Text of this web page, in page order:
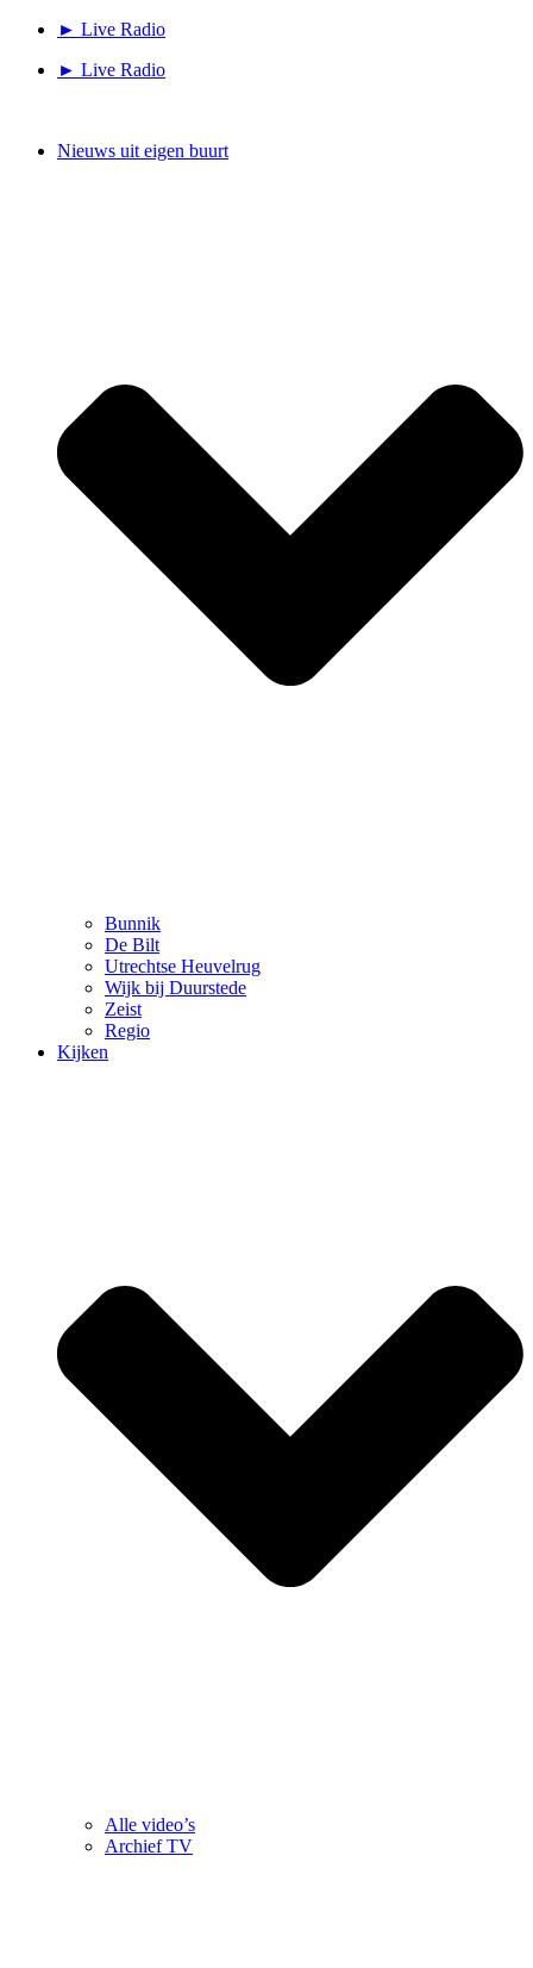
► Live Radio
► Live Radio
Nieuws uit eigen buurt
Bunnik
De Bilt
Utrechtse Heuvelrug
Wijk bij Duurstede
Zeist
Regio
Kijken
Alle video’s
Archief TV